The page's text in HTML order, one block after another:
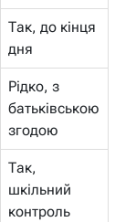
Так, до кінця
дня
Рідко, з
батьківською
згодою
Так,
шкільний
контроль